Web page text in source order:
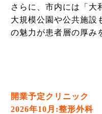
さらに、市内には「大
大規模公園や公共施設
の魅力が患者層の厚み
開業予定クリニック
2026年10月:整形外科